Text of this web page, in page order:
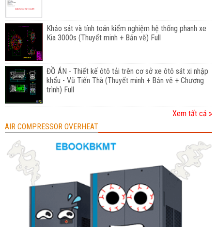
Khảo sát và tính toán kiểm nghiệm hệ thống phanh xe
Kia 3000s (Thuyết minh + Bản vẽ) Full
ĐỒ ÁN - Thiết kế ôtô tải trên cơ sở xe ôtô sát xi nhập
khẩu - Vũ Tiến Thà (Thuyết minh + Bản vẽ + Chương
trình) Full
Xem tất cả »
AIR COMPRESSOR OVERHEAT